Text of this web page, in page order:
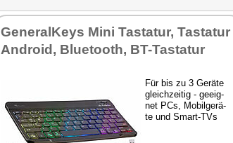
Ge­ne­ral­Keys Mi­ni Tas­ta­tur, Tas­ta­tur
An­dro­id, Blue­tooth, BT-Tas­ta­tur
Für bis zu 3 Ge­rä­te
gleich­zei­tig - ge­eig­
net PCs, Mo­bil­ge­rä­
te und Smart-TVs